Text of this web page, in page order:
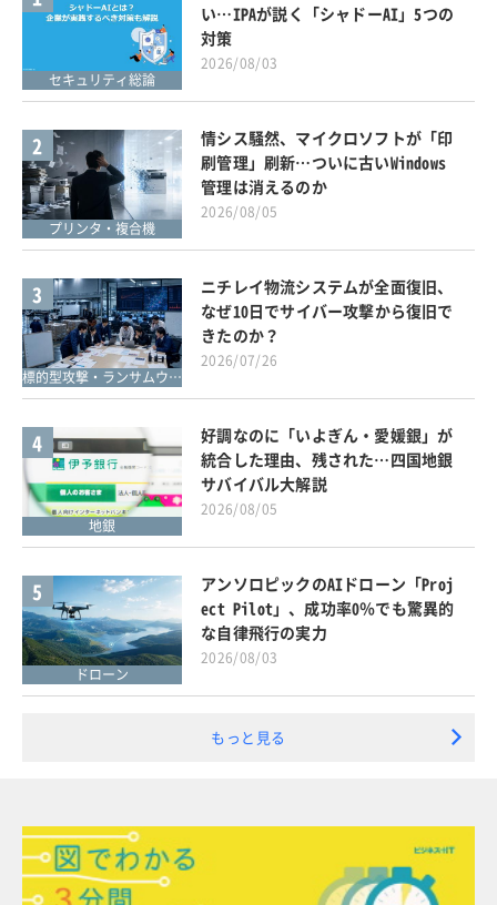
セキュリティ総論
い…IPAが説く「シャドーAI」5つの
対策
2026/08/03
2
プリンタ・複合機
情シス騒然、マイクロソフトが「印
刷管理」刷新…ついに古いWindows
管理は消えるのか
2026/08/05
3
標的型攻撃・ランサムウェア対策
ニチレイ物流システムが全面復旧、
なぜ10日でサイバー攻撃から復旧で
きたのか？
2026/07/26
4
地銀
好調なのに「いよぎん・愛媛銀」が
統合した理由、残された…四国地銀
サバイバル大解説
2026/08/05
5
ドローン
アンソロピックのAIドローン「Proj
ect Pilot」、成功率0％でも驚異的
な自律飛行の実力
2026/08/03
もっと見る